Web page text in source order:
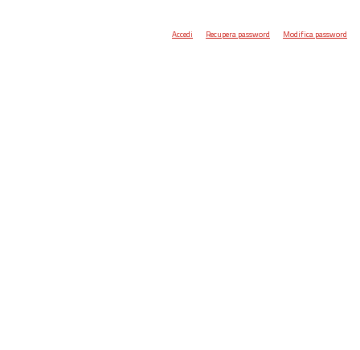
Accedi Recupera password Modifica password